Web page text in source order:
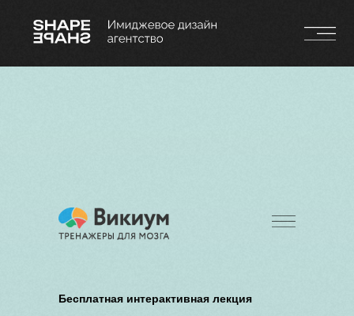
Бесплатная интерактивная лекция